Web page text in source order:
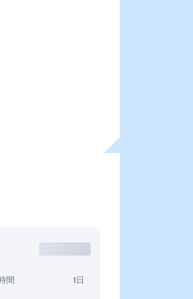
間 1日